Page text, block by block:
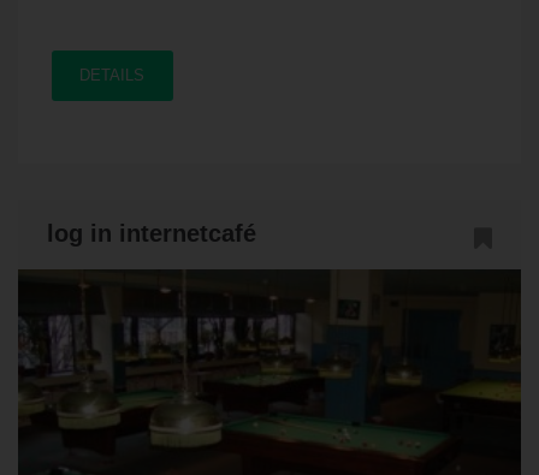
DETAILS
log in internetcafé